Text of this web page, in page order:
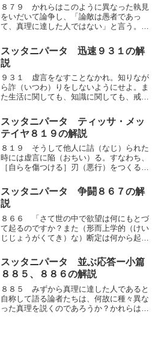
８７９ かれらはこのように異なった執見
をいだいて論争し、「論敵は愚者であっ
て、真理に達した人ではない」と言う。こ
人である」と語っているが、これらのうち
で、どの説が真実なのであろうか？かれら
はこのように異...
スッタニパータ 迅速９３１の解
説
９３１ 虚言をなすことなかれ。知りなが
ら詐（いつわ）りをしないようにせよ。ま
た生活に関しても、知識に関しても、戒律
れていると想ってはならない。虚言をなす
ことなかれ。知りながら詐（いつわ）りを
しないように...
スッタニパータ ティッサ・メッ
テイヤ８１９の解説
８１９ そうして他人に詰（なじ）られた
時には虚言に陥（おちい）る。すなわち、
［自らを傷つける］刃（悪行）をつくるの
そうして他人に詰（なじ）られた時には、
あるゆる欲望を手放せないが故に虚言に陥
（おちい）る...
スッタニパータ 争闘８６７の解
説
８６６ 「さて世の中で欲望は何にもとづ
て起るのですか？また（形而上学的（けい
じじょうがくてき）な）断定は何から起る
人）（沙門（しゃもん））の説いた諸々の
ことがらは、何から起るのですか？」８６
７ 「世の中...
スッタニパータ 並ぶ応答ー小篇
８８５、８８６の解説
８８５ みずから真理に達した人であると
自称して語る論者たちは、何故に種々異な
った真理を説くのであろうか？かれらは多